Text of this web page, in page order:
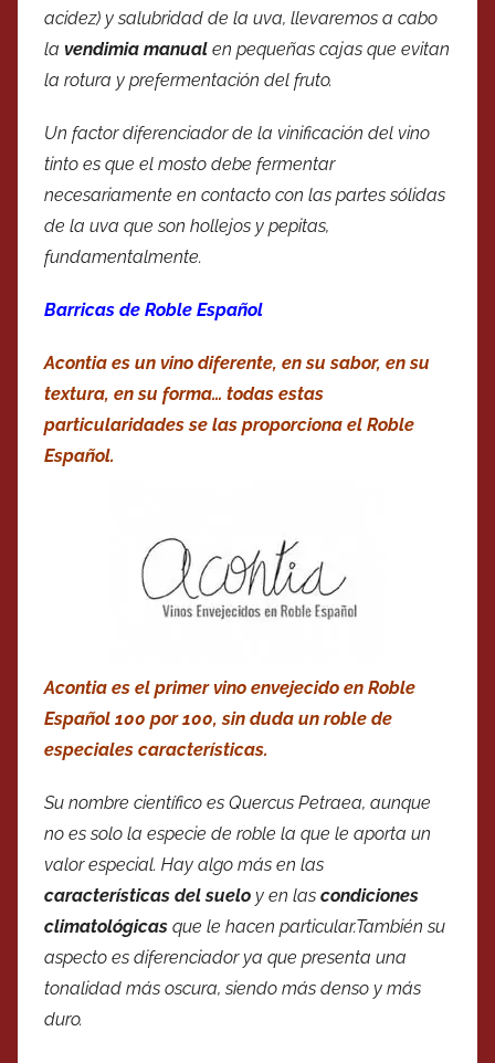
acidez) y salubridad de la uva, llevaremos a cabo
la vendimia manual en pequeñas cajas que evitan
la rotura y prefermentación del fruto.
Un factor diferenciador de la vinificación del vino
tinto es que el mosto debe fermentar
necesariamente en contacto con las partes sólidas
de la uva que son hollejos y pepitas,
fundamentalmente.
Barricas de Roble Español
Acontia es un vino diferente, en su sabor, en su
textura, en su forma… todas estas
particularidades se las proporciona el Roble
Español.
Acontia es el primer vino envejecido en Roble
Español 100 por 100, sin duda un roble de
especiales características.
Su nombre científico es Quercus Petraea, aunque
no es solo la especie de roble la que le aporta un
valor especial. Hay algo más en las
características del suelo y en las condiciones
climatológicas que le hacen particular.También su
aspecto es diferenciador ya que presenta una
tonalidad más oscura, siendo más denso y más
duro.